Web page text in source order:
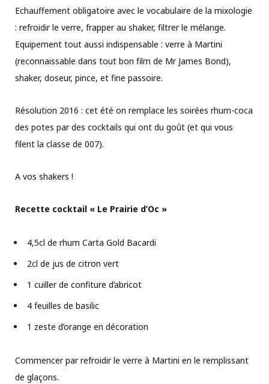
Echauffement obligatoire avec le vocabulaire de la mixologie
: refroidir le verre, frapper au shaker, filtrer le mélange.
Equipement tout aussi indispensable : verre à Martini
(reconnaissable dans tout bon film de Mr James Bond),
shaker, doseur, pince, et fine passoire.
Résolution 2016 : cet été on remplace les soirées rhum-coca
des potes par des cocktails qui ont du goût (et qui vous
filent la classe de 007).
A vos shakers !
Recette cocktail « Le Prairie d’Oc »
4,5cl de rhum Carta Gold Bacardi
2cl de jus de citron vert
1 cuiller de confiture d’abricot
4 feuilles de basilic
1 zeste d’orange en décoration
Commencer par refroidir le verre à Martini en le remplissant
de glaçons.